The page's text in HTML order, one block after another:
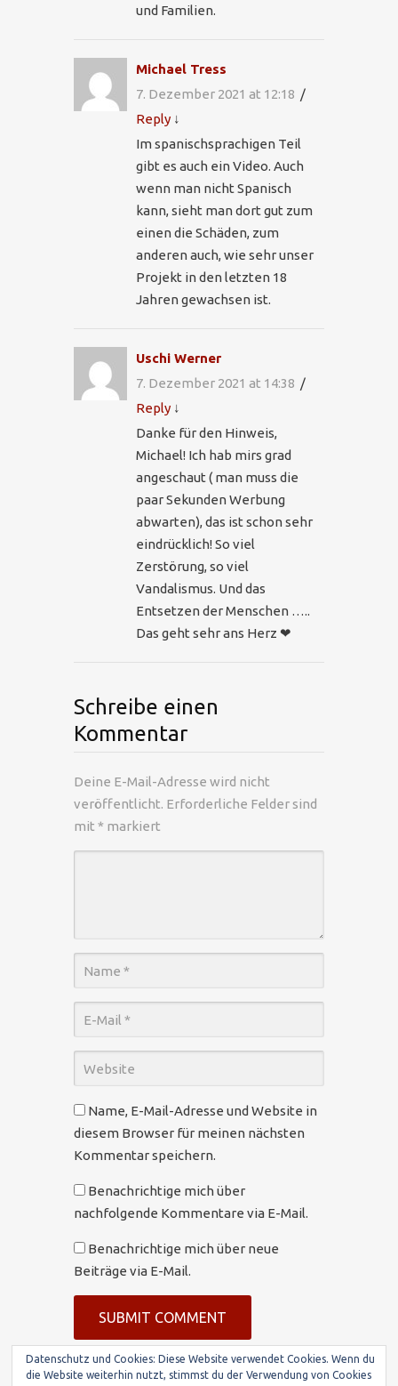
und Familien.
Michael Tress
7. Dezember 2021 at 12:18
Reply ↓
Im spanischsprachigen Teil
gibt es auch ein Video. Auch
wenn man nicht Spanisch
kann, sieht man dort gut zum
einen die Schäden, zum
anderen auch, wie sehr unser
Projekt in den letzten 18
Jahren gewachsen ist.
Uschi Werner
7. Dezember 2021 at 14:38
Reply ↓
Danke für den Hinweis,
Michael! Ich hab mirs grad
angeschaut ( man muss die
paar Sekunden Werbung
abwarten), das ist schon sehr
eindrücklich! So viel
Zerstörung, so viel
Vandalismus. Und das
Entsetzen der Menschen …..
Das geht sehr ans Herz ❤
Schreibe einen
Kommentar
Deine E-Mail-Adresse wird nicht
veröffentlicht. Erforderliche Felder sind
mit * markiert
Name, E-Mail-Adresse und Website in
diesem Browser für meinen nächsten
Kommentar speichern.
Benachrichtige mich über
nachfolgende Kommentare via E-Mail.
Benachrichtige mich über neue
Beiträge via E-Mail.
Datenschutz und Cookies: Diese Website verwendet Cookies. Wenn du
die Website weiterhin nutzt, stimmst du der Verwendung von Cookies